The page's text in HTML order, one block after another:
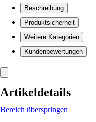
Beschreibung
Produktsicherheit
Weitere Kategorien
Kundenbewertungen
Artikeldetails
Bereich überspringen